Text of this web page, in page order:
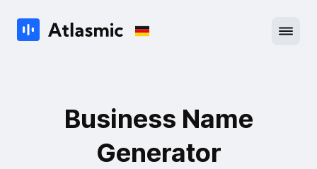
Business Name
Generator